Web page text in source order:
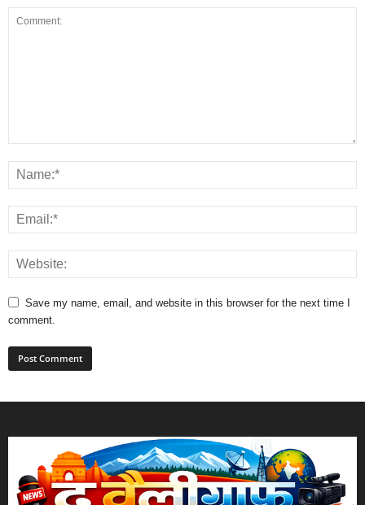
Save my name, email, and website in this browser for the next time I
comment.